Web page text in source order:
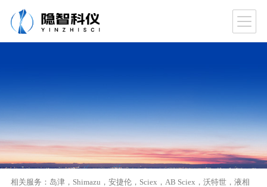
相关服务： 岛津， Shimazu ， 安捷伦， Sciex ， AB Sciex ， 沃特世， 液相